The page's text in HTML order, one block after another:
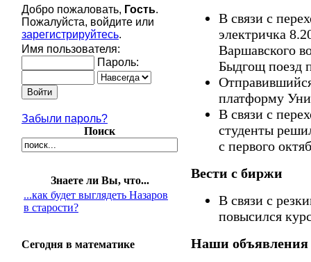
Добро пожаловать, Гость.
Пожалуйста, войдите или
зарегистрируйтесь.
Имя пользователя:
Пароль:
Забыли пароль?
Поиск
Знаете ли Вы, что...
...как будет выглядеть Назаров
в старости?
Сегодня в математике
В связи с
электричка
Варшавского
Быдгощ поезд
платформу
В связи с
студенты
с первого
Вести с биржи
В связи с
повысился
Наши объявления